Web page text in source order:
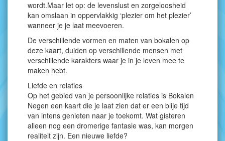
wordt.Maar let op: de levenslust en zorgeloosheid
kan omslaan in oppervlakkig ‘plezier om het plezier’
wanneer je je laat meevoeren.
De verschillende vormen en maten van bokalen op
deze kaart, duiden op verschillende mensen met
verschillende karakters waar je in je leven mee te
maken hebt.
Liefde en relaties
Op het gebied van je persoonlijke relaties is Bokalen
Negen een kaart die je laat zien dat er een blije tijd
van intens genieten naar je toekomt. Wat gisteren
alleen nog een dromerige fantasie was, kan morgen
realiteit zijn. Een nieuwe liefde?